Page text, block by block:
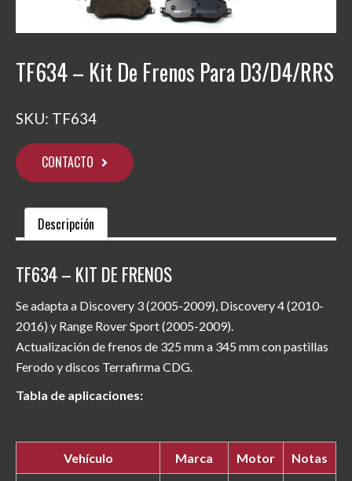
TF634 – Kit De Frenos Para D3/D4/RRS
SKU: TF634
CONTACTO
Descripción
TF634 – KIT DE FRENOS
Se adapta a Discovery 3 (2005-2009), Discovery 4 (2010-
2016) y Range Rover Sport (2005-2009).
Actualización de frenos de 325 mm a 345 mm con pastillas
Ferodo y discos Terrafirma CDG.
Tabla de aplicaciones:
Vehículo Marca Motor Notas